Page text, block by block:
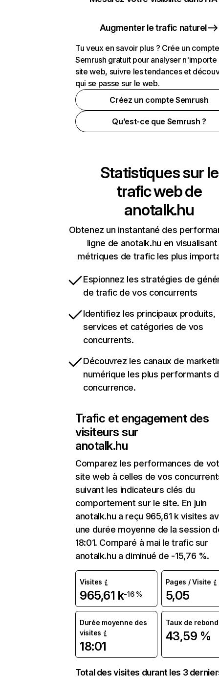
Augmenter le trafic naturel
Tu veux en savoir plus ? Crée un compte
Semrush gratuit pour analyser n'importe
site web, suivre les tendances et
qui se passe sur le web.
Créez un compte Semrush
Qu’est-ce que Semrush ?
Statistiques sur le
trafic web de
anotalk.hu
Obtenez un instantané des
ligne de anotalk.hu en
métriques de trafic les plus
Espionnez les stratégies de
de trafic de vos concurrents
Identifiez les principaux produits,
services et catégories de vos
concurrents.
Découvrez les canaux de
numérique les plus performants
concurrence.
Trafic et engagement des
visiteurs sur
anotalk.hu
Comparez les performances de
site web à celles de vos
suivant les indicateurs clés du
comportement sur le site. En juin
anotalk.hu a reçu 965,61 k visites
une durée moyenne de la session
18:01. Comparé à mai le trafic sur
anotalk.hu a diminué de -15,76 %.
Visites
965,61 k-16 %
Pages / Visite
5,05
Durée moyenne des
visites
18:01
Taux de rebond
43,59 %
Total des visites durant les 3